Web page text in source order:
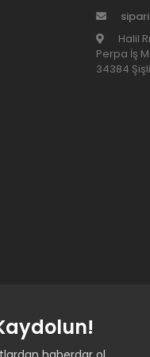
Halil
Perpa İş
34384